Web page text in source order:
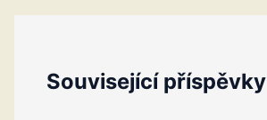
Související příspěvky